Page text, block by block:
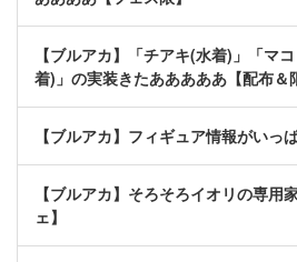
【ブルアカ】「チアキ(水着)」「マ
着)」の実装きたあああああ【配布＆
【ブルアカ】フィギュア情報がいっ
【ブルアカ】そろそろイオリの専
ェ】